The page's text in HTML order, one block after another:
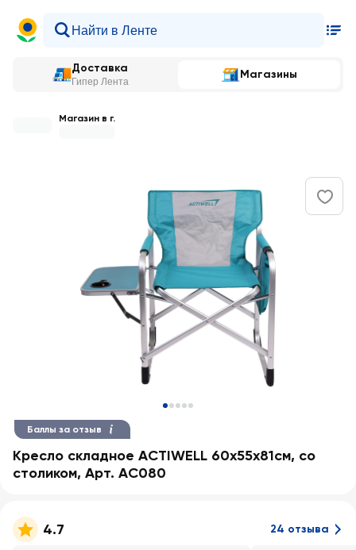
Доставка
Гипер Лента
Магазины
Магазин в г.
Баллы за отзыв
Кресло складное ACTIWELL 60х55х81см, со
столиком, Арт. AC080
4.7 24 отзыва